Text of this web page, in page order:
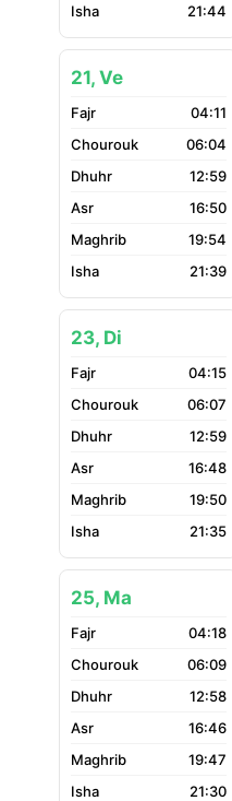
21:44
21, Ve
04:11
06:04
12:59
16:50
19:54
21:39
23, Di
04:15
06:07
12:59
16:48
19:50
21:35
25, Ma
04:18
06:09
12:58
16:46
19:47
21:30